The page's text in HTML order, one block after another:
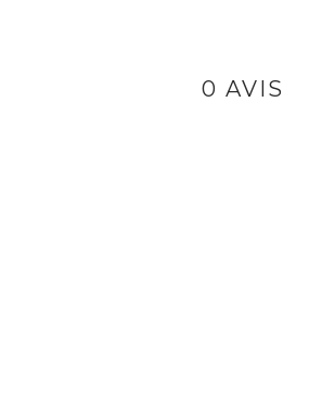
0 AVIS